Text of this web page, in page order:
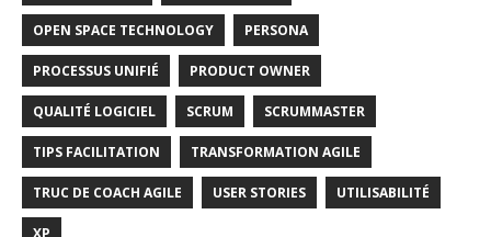
OPEN SPACE TECHNOLOGY PERSONA
PROCESSUS UNIFIÉ PRODUCT OWNER
QUALITÉ LOGICIEL SCRUM SCRUMMASTER
TIPS FACILITATION TRANSFORMATION AGILE
TRUC DE COACH AGILE USER STORIES UTILISABILITÉ
XP